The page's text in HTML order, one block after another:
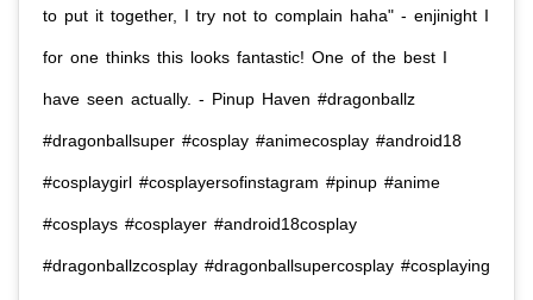
to put it together, I try not to complain haha" - enjinight I
for one thinks this looks fantastic! One of the best I
have seen actually. - Pinup Haven #dragonballz
#dragonballsuper #cosplay #animecosplay #android18
#cosplaygirl #cosplayersofinstagram #pinup #anime
#cosplays #cosplayer #android18cosplay
#dragonballzcosplay #dragonballsupercosplay #cosplaying